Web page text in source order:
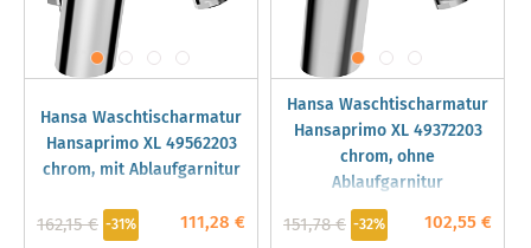
Hansa Waschtischarmatur
Hansaprimo XL 49562203
chrom, mit Ablaufgarnitur
111,28 €
162,15 € -31%
Hansa Waschtischarmatur
Hansaprimo XL 49372203
chrom, ohne
Ablaufgarnitur
102,55 €
151,78 € -32%